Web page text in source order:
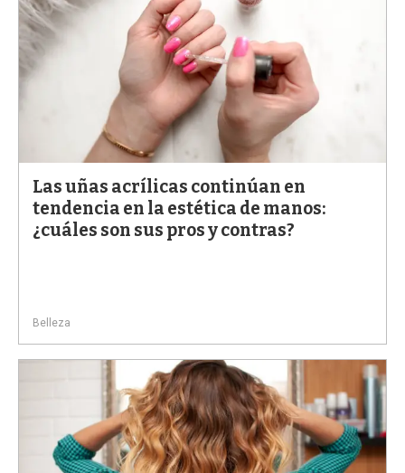
Las uñas acrílicas continúan en
tendencia en la estética de manos:
¿cuáles son sus pros y contras?
Belleza